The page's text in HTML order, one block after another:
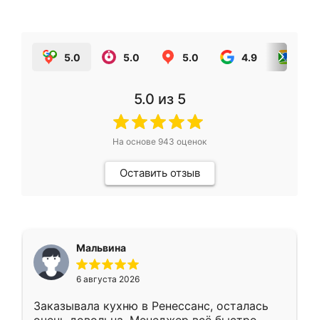
5.0 5.0 5.0 4.9
5.0 из 5
На основе 943 оценок
Оставить отзыв
Мальвина
6 августа 2026
Заказывала кухню в Ренессанс, осталась